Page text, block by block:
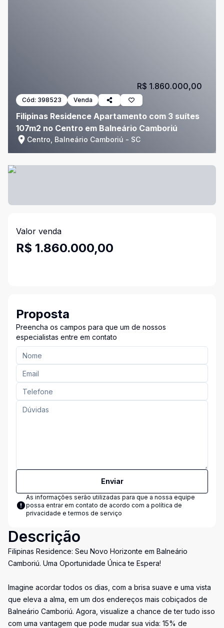
Cód: 398523 Venda
Filipinas Residence Apartamento com 3 suítes
107m2 no Centro em Balneário Camboriú
Centro, Balneário Camboriú - SC
R$ 1.860.000,00
Valor venda
R$ 1.860.000,00
Proposta
Preencha os campos para que um de nossos
especialistas entre em contato
Enviar
As informações serão utilizadas para que a nossa equipe
possa entrar em contato de acordo com a política de
privacidade e termos de serviço
Descrição
Filipinas Residence: Seu Novo Horizonte em Balneário
Camboriú. Uma Oportunidade Única te Espera!
Imagine acordar todos os dias, com a brisa suave e uma vista
que eleva a alma, em um dos endereços mais cobiçados de
Balneário Camboriú. Agora, visualize a chance de ter tudo isso
com uma vantagem que pode mudar sua vida: 15% de